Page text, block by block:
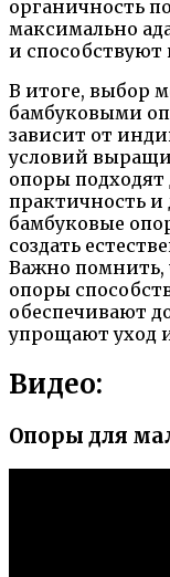
органичность
максимально
и способствуют
В итоге, выбор
бамбуковыми
зависит от
условий
опоры подходят
практичность и
бамбуковые
создать
Важно помнить,
опоры
обеспечивают
упрощают уход
Видео:
Опоры для